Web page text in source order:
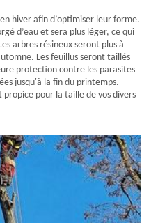
hiver afin d’optimiser leur forme.
d’eau et sera plus léger, ce qui
arbres résineux seront plus à
Les feuillus seront taillés
protection contre les parasites
jusqu'à la fin du printemps.
pour la taille de vos divers